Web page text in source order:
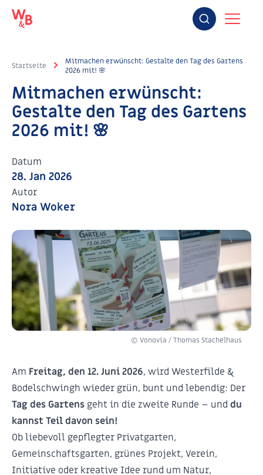
Startseite
Mitmachen erwünscht: Gestalte den Tag des Gartens
2026 mit! 🌸
Mitmachen erwünscht:
Gestalte den Tag des Gartens
2026 mit! 🌸
Datum
28. Jan 2026
Autor
Nora Woker
© Vonovia / Thomas Stachelhaus
Am Freitag, den 12. Juni 2026, wird Westerfilde &
Bodelschwingh wieder grün, bunt und lebendig: Der
Tag des Gartens geht in die zweite Runde – und du
kannst Teil davon sein!
Ob liebevoll gepflegter Privatgarten,
Gemeinschaftsgarten, grünes Projekt, Verein,
Initiative oder kreative Idee rund um Natur,